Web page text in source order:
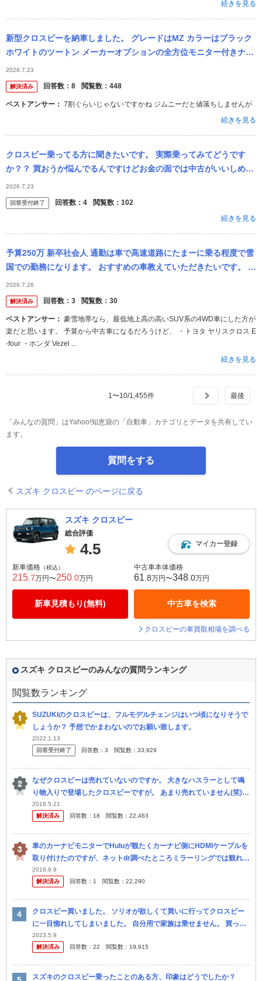
続きを見る
新型クロスビーを納車しました。 グレードはMZ カラーはブラック
ホワイトのツートン メーカーオプションの全方位モニター付きナビ
を付けました。アップグレードパッケージは付けていません。 元々
長...
2026.7.23
解決済み 回答数： 8 閲覧数： 448
ベストアンサー： 7割ぐらいじゃないですかね ジムニーだと値落ちしませんが
続きを見る
クロスビー乗ってる方に聞きたいです。 実際乗ってみてどうです
か？？ 買おうか悩んでるんですけどお金の面では中古がいいしめち
ゃくちゃ新型にこだわってる訳ではない、けど新型のデザインが好
みすぎて。。 旧型
2026.7.23
回答受付終了 回答数： 4 閲覧数： 102
続きを見る
予算250万 新卒社会人 通勤は車で高速道路にたまーに乗る程度で雪
国での勤務になります。 おすすめの車教えていただきたいです。 運
転が得意ではないので運転しやすい車が良いです。 普通車で4WD
は...
2026.7.26
解決済み 回答数： 3 閲覧数： 30
ベストアンサー：
楽だと思います。 予算から中古車になるだろうけど、 ・トヨタ ヤリスクロス E
-four ・ホンダ Vezel ...
続きを見る
1 〜10/1,455件
「みんなの質問」はYahoo!知恵袋の「自動車」カテゴリとデータを共有してい
ます。
質問をする
スズキ クロスビー のページに戻る
スズキ クロスビー
総合評価
4.5 マイカー登録
新車価格 （税込）
215 .7万円〜250 .0万円
新車見積もり(無料)
中古車本体価格
61 .8万円〜348 .0万円
中古車を検索
クロスビーの車買取相場を調べる
スズキ クロスビーのみんなの質問ランキング
閲覧数ランキング
SUZUKIのクロスビーは、フルモデルチェンジはいつ頃になりそうで
しょうか？ 予想でかまわないのでお願い致します。
2022.1.13
回答受付終了
回答数： 3 閲覧数： 33,929
なぜクロスビーは売れていないのですか。 大きなハスラーとして鳴
り物入りで登場したクロスビーですが。 あまり売れていません(笑)
なぜクロスビーは売れていないのですか。 と質問したら。 ハスラ
ー...
2018.5.21
解決済み
回答数： 18 閲覧数： 22,463
車のカーナビモニターでHuluが観たくカーナビ側にHDMIケーブルを
取り付けたのですが、ネットdr調べたところミラーリングでは観れな
いとの事でした。 2018年8月以降で試された方おられますか？ i
2018.9.9
解決済み
回答数： 1 閲覧数： 22,290
クロスビー買いました。 ソリオが欲しくて買いに行ってクロスビー
に一目惚れしてしまいました。 自分用で家族は乗せません。 買って
からちょっと不安です。 クロスビーって全然見かけませんね。なん
で？ ...
2023.5.9
解決済み
回答数： 22 閲覧数： 19,915
スズキのクロスビー乗ったことのある方、印象はどうでしたか？